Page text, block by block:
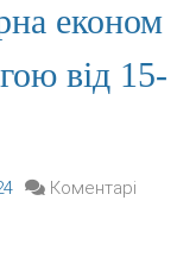
економ
від 15-
Коментарі